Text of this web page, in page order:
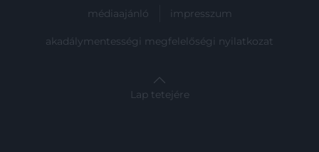
médiaajánló impresszum
akadálymentességi megfelelőségi nyilatkozat
Lap tetejére